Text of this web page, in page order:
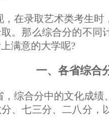
，在录取艺术类考生
。那么综合分的不同
满意的大学呢?
一、 各省综合
，综合分中的文化成
、七三分、二八分，